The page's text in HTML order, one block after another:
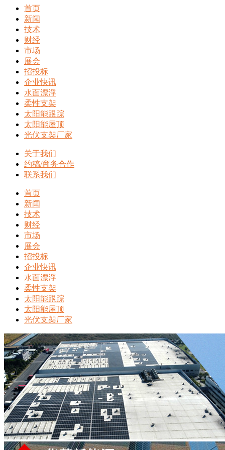
首页
新闻
技术
财经
市场
展会
招投标
企业快讯
水面漂浮
柔性支架
太阳能跟踪
太阳能屋顶
光伏支架厂家
关于我们
约稿/商务合作
联系我们
首页
新闻
技术
财经
市场
展会
招投标
企业快讯
水面漂浮
柔性支架
太阳能跟踪
太阳能屋顶
光伏支架厂家